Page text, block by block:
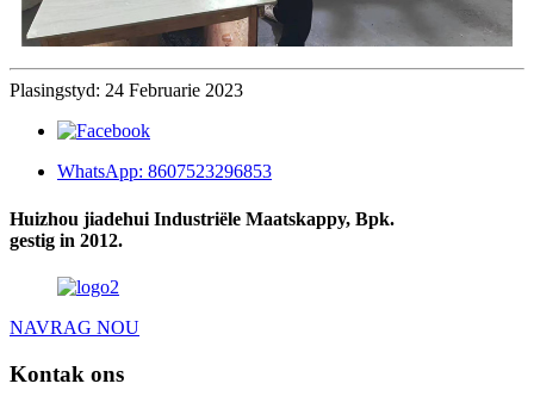
Plasingstyd: 24 Februarie 2023
WhatsApp: 8607523296853
Huizhou jiadehui Industriële Maatskappy, Bpk.
gestig in 2012.
NAVRAG NOU
Kontak ons